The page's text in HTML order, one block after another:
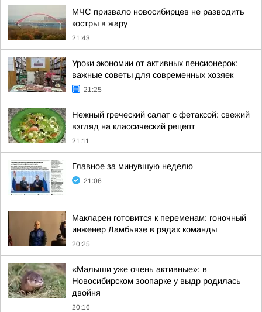
МЧС призвало новосибирцев не разводить
костры в жару
21:43
Уроки экономии от активных пенсионерок:
важные советы для современных хозяек
21:25
Нежный греческий салат с фетаксой: свежий
взгляд на классический рецепт
21:11
Главное за минувшую неделю
21:06
Макларен готовится к переменам: гоночный
инженер Ламбьязе в рядах команды
20:25
«Малыши уже очень активные»: в
Новосибирском зоопарке у выдр родилась
двойня
20:16